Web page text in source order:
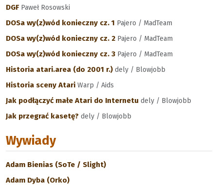
DGF Paweł Rosowski
DOSa wy(z)wód konieczny cz. 1 Pajero / MadTeam
DOSa wy(z)wód konieczny cz. 2 Pajero / MadTeam
DOSa wy(z)wód konieczny cz. 3 Pajero / MadTeam
Historia atari.area (do 2001 r.) dely / Blowjobb
Historia sceny Atari Warp / Aids
Jak podłączyć małe Atari do Internetu dely / Blowjobb
Jak przegrać kasetę? dely / Blowjobb
Wywiady
Adam Bienias (SoTe / Slight)
Adam Dyba (Orko)